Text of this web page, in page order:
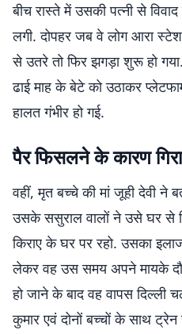
बीच रास्ते में उसकी पत्नी से विवाद
लगी. दोपहर जब वे लोग आरा
से उतरे तो फिर झगड़ा शुरू हो
ढाई माह के बेटे को उठाकर
हालत गंभीर हो गई.
पैर फिसलने के कारण
वहीं, मृत बच्चे की मां जूही देवी ने
उसके ससुराल वालों ने उसे घर से
किराए के घर पर रहो. उसका
लेकर वह उस समय अपने मायके
हो जाने के बाद वह वापस दिल्ली
कुमार एवं दोनों बच्चों के साथ